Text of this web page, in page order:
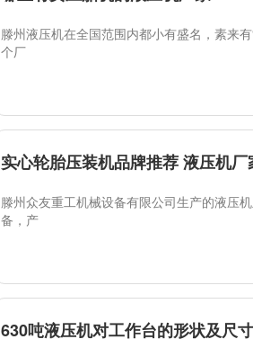
滕州液压机在全国范围内都小有盛名，素来
个厂
实心轮胎压装机品牌推荐 液压机
滕州众友重工机械设备有限公司生产的液压
备，产
630吨液压机对工作台的形状及尺